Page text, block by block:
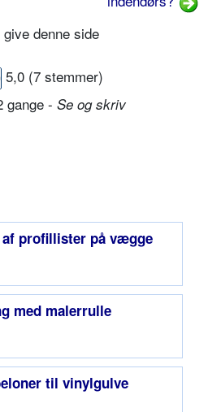
denne side
5,0 (7 stemmer)
gange - Se og skriv
profillister på vægge
med malerrulle
til vinylgulve